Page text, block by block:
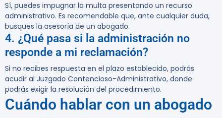
Sí, puedes impugnar la multa presentando un recurso
administrativo. Es recomendable que, ante cualquier duda,
busques la asesoría de un abogado.
4. ¿Qué pasa si la administración no
responde a mi reclamación?
Si no recibes respuesta en el plazo establecido, podrás
acudir al Juzgado Contencioso-Administrativo, donde
podrás exigir la resolución del procedimiento.
Cuándo hablar con un abogado